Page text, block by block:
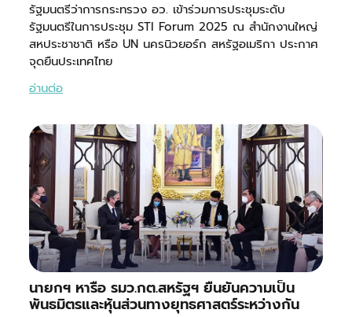
รัฐมนตรีว่าการกระทรวง อว. เข้าร่วมการประชุมระดับ
รัฐมนตรีในการประชุม STI Forum 2025 ณ สำนักงานใหญ่
สหประชาชาติ หรือ UN นครนิวยอร์ก สหรัฐอเมริกา ประกาศ
จุดยืนประเทศไทย
อ่านต่อ
นายกฯ หารือ รมว.กต.สหรัฐฯ ยืนยันความเป็น
พันธมิตรและหุ้นส่วนทางยุทธศาสตร์ระหว่างกัน